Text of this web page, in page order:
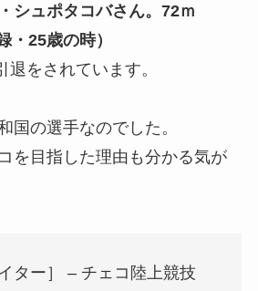
シュポタコバさん。72ｍ
・25歳の時）
をされています。
国の選手なのでした。
を目指した理由も分かる気が
ター］ – チェコ陸上競技